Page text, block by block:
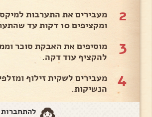
2
מעבירים את התערבות
ומקציפים 10 דקות עד שהתערובת קשה.
3
מוסיפים את האבקת סוכר
להקציף עוד דקה.
4
מעבירים לשקית זילוף
הנשיקות.
להתחברות